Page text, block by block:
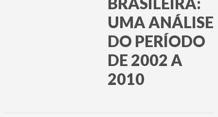
UMA ANÁLISE
DO PERÍODO
DE 2002 A
2010